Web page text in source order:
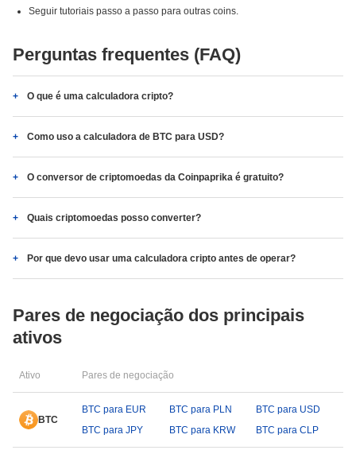
Seguir tutoriais passo a passo para outras coins.
Perguntas frequentes (FAQ)
O que é uma calculadora cripto?
Como uso a calculadora de BTC para USD?
O conversor de criptomoedas da Coinpaprika é gratuito?
Quais criptomoedas posso converter?
Por que devo usar uma calculadora cripto antes de operar?
Pares de negociação dos principais
ativos
Ativo Pares de negociação
BTC
BTC para EUR BTC para PLN
BTC para USD
BTC para JPY
BTC para KRW BTC para CLP